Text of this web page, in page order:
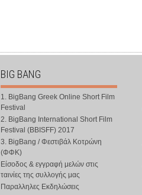
BIG BANG
1. BigBang Greek Online Short Film
Festival
2. BigBang International Short Film
Festival (BBISFF) 2017
3. BigBang / Φεστιβάλ Κοτρώνη
(ΦΦΚ)
Είσοδος & εγγραφή μελών στις
ταινίες της συλλογής μας
Παραλληλες Εκδηλώσεις